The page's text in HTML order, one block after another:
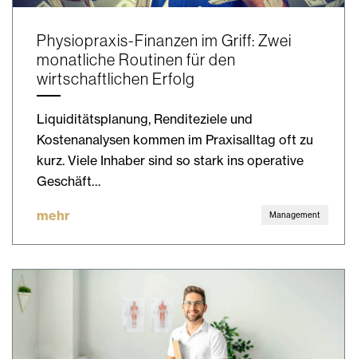
Physiopraxis-Finanzen im Griff: Zwei
monatliche Routinen für den
wirtschaftlichen Erfolg
Liquiditätsplanung, Renditeziele und
Kostenanalysen kommen im Praxisalltag oft zu
kurz. Viele Inhaber sind so stark ins operative
Geschäft…
mehr Management